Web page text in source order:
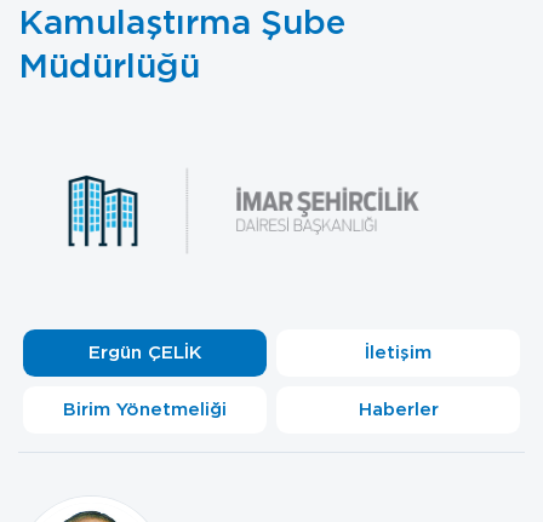
Kamulaştırma Şube
Müdürlüğü
Ergün ÇELİK İletişim
Birim Yönetmeliği Haberler